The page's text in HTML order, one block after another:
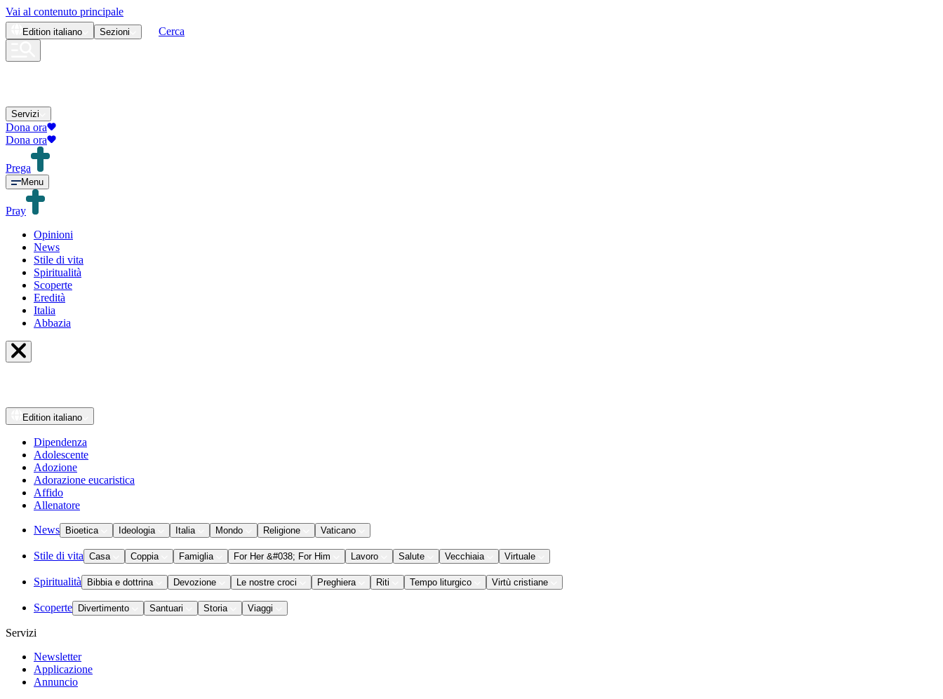
Vai al contenuto principale
Edition italiano Sezioni Cerca
Servizi
Dona ora
Dona ora
Prega
Menu
Pray
Opinioni
News
Stile di vita
Spiritualità
Scoperte
Eredità
Italia
Abbazia
Edition italiano
Dipendenza
Adolescente
Adozione
Adorazione eucaristica
Affido
Allenatore
News Bioetica Ideologia Italia Mondo Religione Vaticano
Stile di vita Casa Coppia Famiglia For Her &#038; For Him Lavoro Salute Vecchiaia Virtuale
Spiritualità Bibbia e dottrina Devozione Le nostre croci Preghiera Riti Tempo liturgico Virtù cristiane
Scoperte Divertimento Santuari Storia Viaggi
Servizi
Newsletter
Applicazione
Annuncio